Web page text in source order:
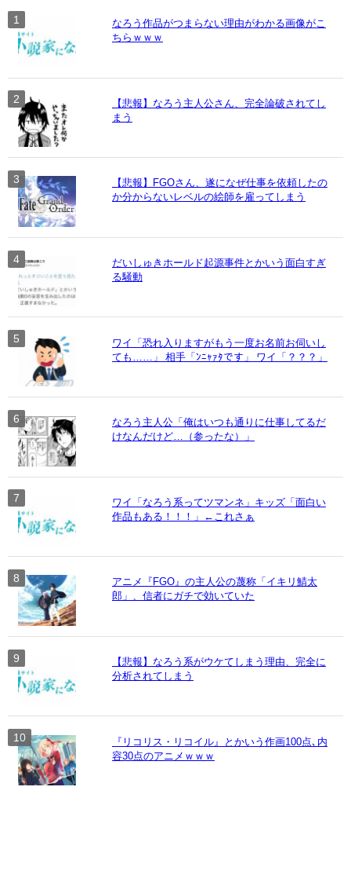
なろう作品がつまらない理由がわかる画像がこ
ちらｗｗｗ
【悲報】なろう主人公さん、完全論破されてし
まう
【悲報】FGOさん、遂になぜ仕事を依頼したの
か分からないレベルの絵師を雇ってしまう
だいしゅきホールド起源事件とかいう面白すぎ
る騒動
ワイ「恐れ入りますがもう一度お名前お伺いし
ても……」 相手「ﾝﾆｬｧﾀです」 ワイ「？？？」
なろう主人公「俺はいつも通りに仕事してるだ
けなんだけど…（参ったな）」
ワイ「なろう系ってツマンネ」キッズ「面白い
作品もある！！！」←これさぁ
アニメ『FGO』の主人公の蔑称「イキリ鯖太
郎」、信者にガチで効いていた
【悲報】なろう系がウケてしまう理由、完全に
分析されてしまう
『リコリス・リコイル』とかいう作画100点､内
容30点のアニメｗｗｗ